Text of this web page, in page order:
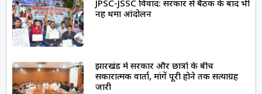
JPSC-JSSC विवाद: सरकार से बैठक के बाद भी
नहीं थमा आंदोलन
झारखंड में सरकार और छात्रों के बीच
सकारात्मक वार्ता, मांगें पूरी होने तक सत्याग्रह
जारी